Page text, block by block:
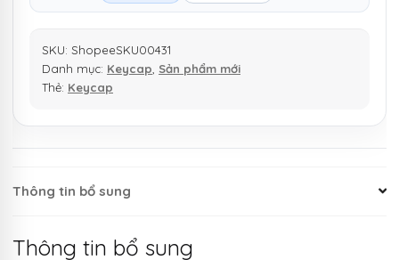
SKU: ShopeeSKU00431
Danh mục: Keycap Sản phẩm mới
Thẻ: Keycap
Thông tin bổ sung
Thông tin bổ sung